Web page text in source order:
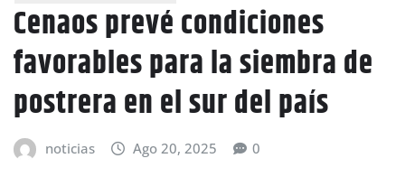
Cenaos prevé condiciones
favorables para la siembra de
postrera en el sur del país
noticias Ago 20, 2025 0